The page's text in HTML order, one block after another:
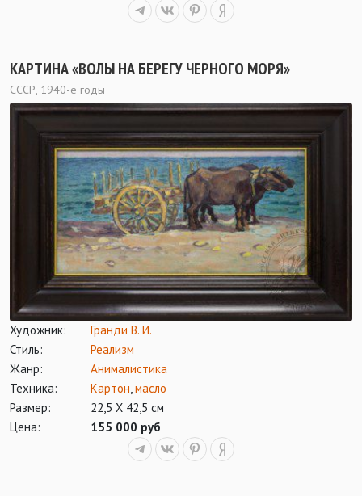
КАРТИНА «ВОЛЫ НА БЕРЕГУ ЧЕРНОГО МОРЯ»
СССР, 1940-е годы
Художник:
Гранди В. И.
Стиль:
Реализм
Жанр:
Анималистика
Техника:
Картон,масло
Размер:
22,5 Х 42,5 см
Цена:
155 000 руб